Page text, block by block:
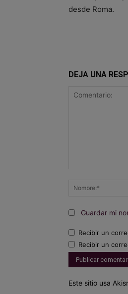
desde Roma.
DEJA UNA
Guardar mi
Recibir un
Recibir un
Este sitio usa